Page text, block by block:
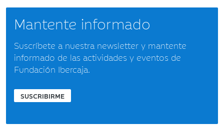
Mantente informado
Suscríbete a nuestra newsletter y mantente
informado de las actividades y eventos de
Fundación Ibercaja.
SUSCRIBIRME